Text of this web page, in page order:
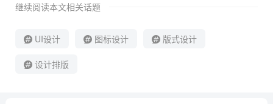
继续阅读本文相关话题
UI设计 图标设计 版式设计
设计排版